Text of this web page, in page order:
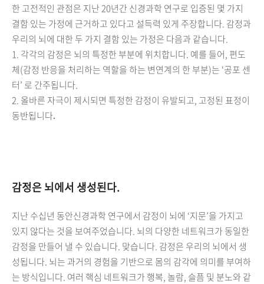
한 고전적인 관점은 지난 20년간 신경과학 연구로 입증된 몇 가지
결함 있는 가정에 근거하고 있다고 설득력 있게 주장합니다. 감정과
우리의 뇌에 대한 두 가지 결함 있는 가정은 다음과 같습니다.
1. 각각의 감정은 뇌의 특정한 부분에 위치합니다. 예를 들어, 편도
체(감정 반응을 처리하는 역할을 하는 변연계의 한 부분)는 ‘공포 센
터’ 로 간주됩니다.
2. 올바른 자극이 제시되면 특정한 감정이 유발되고, 고정된 표정이
동반됩니다.
감정은 뇌에서 생성된다.
지난 수십년 동안신경과학 연구에서 감정이 뇌에 ‘지문’을 가지고
있지 않다는 것을 보여주었습니다. 뇌의 다양한 네트워크가 동일한
감정을 만들어 낼 수 있습니다. 맞습니다. 감정은 우리의 뇌에서 생
성됩니다. 뇌는 과거의 경험을 기반으로 몸의 감각에 의미를 부여하
는 방식입니다. 여러 핵심 네트워크가 행복, 놀람, 슬픔 및 분노와 같